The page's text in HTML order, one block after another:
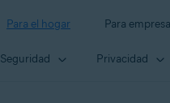
Para el hogar Para
Seguridad Privacidad